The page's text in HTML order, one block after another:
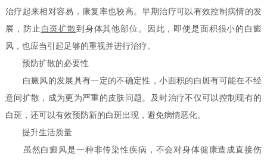
治疗起来相对容易，康复率也较高。早期治疗可以有效控制病情的发
展，防止 白斑扩散到身体其他部位。因此，即使是面积很小的白癜
风，也应当引起足够的重视并进行治疗。
预防扩散的必要性
白癜风的发展具有一定的不确定性，小面积的白斑有可能在不经
意间扩散，成为更为严重的皮肤问题。及时治疗不仅可以控制现有的
白斑，还可以有效预防新的白斑出现，避免病情恶化。
提升生活质量
虽然白癜风是一种非传染性疾病，不会对身体健康造成直接伤